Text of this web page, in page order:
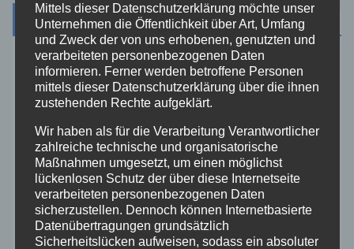
Kategorien
Aktuelles
Allgemein
Altenkirchen
Bundespolizei
Feuerwehr
Mittels dieser Datenschutzerklärung möchte unser
Unternehmen die Öffentlichkeit über Art, Umfang
und Zweck der von uns erhobenen, genutzten und
verarbeiteten personenbezogenen Daten
informieren. Ferner werden betroffene Personen
mittels dieser Datenschutzerklärung über die ihnen
zustehenden Rechte aufgeklärt.
Wir haben als für die Verarbeitung Verantwortlicher
zahlreiche technische und organisatorische
Maßnahmen umgesetzt, um einen möglichst
lückenlosen Schutz der über diese Internetseite
verarbeiteten personenbezogenen Daten
sicherzustellen. Dennoch können Internetbasierte
Datenübertragungen grundsätzlich
Sicherheitslücken aufweisen, sodass ein absoluter